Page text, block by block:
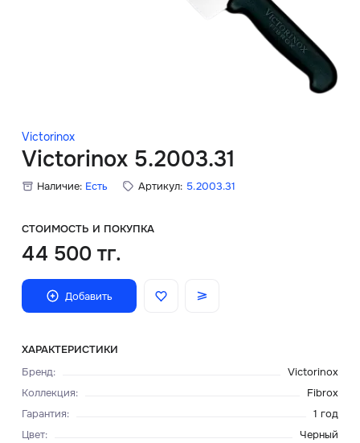
Victorinox
Victorinox 5.2003.31
Наличие: Есть Артикул: 5.2003.31
СТОИМОСТЬ И ПОКУПКА
44 500 тг.
Добавить
ХАРАКТЕРИСТИКИ
Бренд:
Victorinox
Коллекция:
Fibrox
Гарантия:
1 год
Цвет:
Черный
Главная
О нас